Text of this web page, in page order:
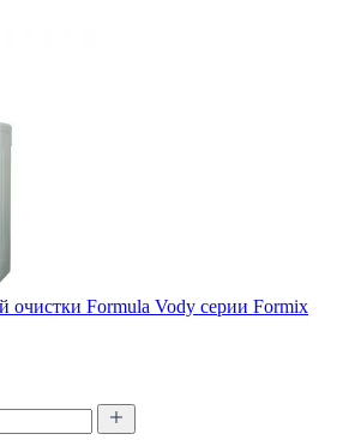
очистки Formula Vody серии Formix